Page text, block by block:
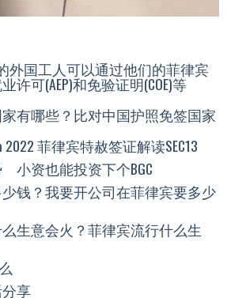
外国工人可以通过他们的菲律宾
许可(AEP)和免验证明(COE)等
有哪些？比对中国护照免签国家
2022 菲律宾特赦签证解读SEC13
小资也能投资下个BGC
钱？我要开公司在菲律宾要多少
生意会火？菲律宾流行什么生
享